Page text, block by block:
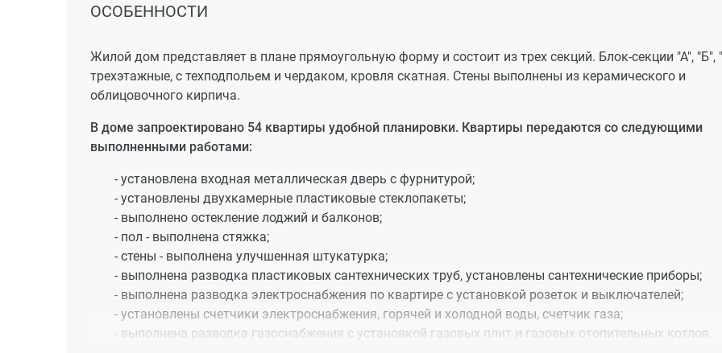
ОСОБЕННОСТИ
Жилой дом представляет в плане прямоугольную форму и состоит из трех секций. Блок-секции "А", "Б",
трехэтажные, с техподпольем и чердаком, кровля скатная. Стены выполнены из керамического и
облицовочного кирпича.
В доме запроектировано 54 квартиры удобной планировки. Квартиры передаются со следующими
выполненными работами:
- установлена входная металлическая дверь с фурнитурой;
- установлены двухкамерные пластиковые стеклопакеты;
- выполнено остекление лоджий и балконов;
- пол - выполнена стяжка;
- стены - выполнена улучшенная штукатурка;
- выполнена разводка пластиковых сантехнических труб, установлены сантехнические приборы;
- выполнена разводка электроснабжения по квартире с установкой розеток и выключателей;
- установлены счетчики электроснабжения, горячей и холодной воды, счетчик газа;
- выполнена разводка газоснабжения с установкой газовых плит и газовых отопительных котлов.